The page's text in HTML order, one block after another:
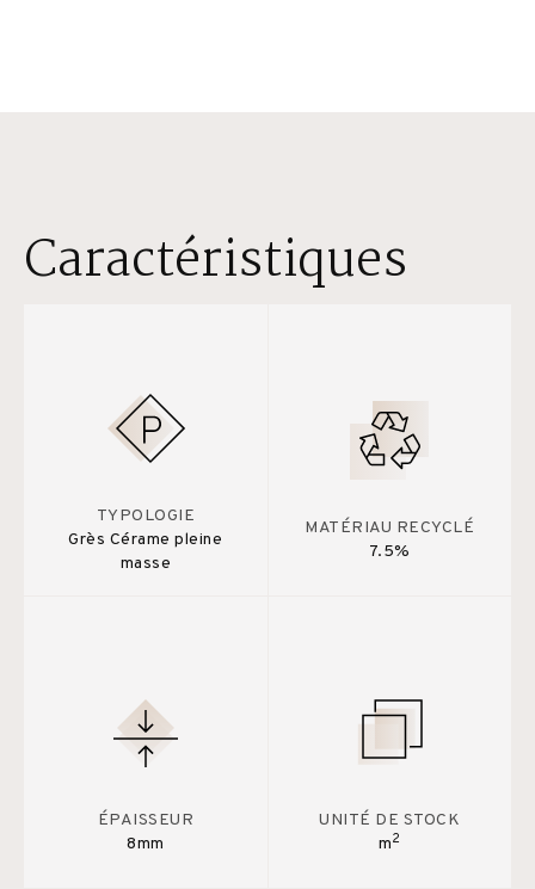
Caractéristiques
TYPOLOGIE
Grès Cérame pleine
masse
MATÉRIAU RECYCLÉ
7.5%
ÉPAISSEUR
8mm
UNITÉ DE STOCK
m2